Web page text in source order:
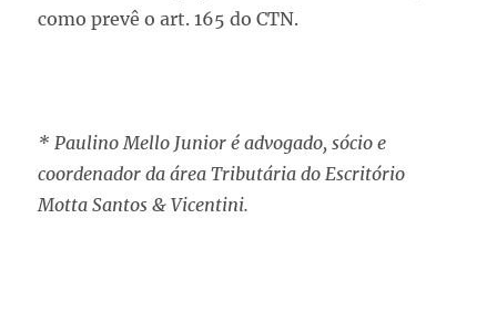
como prevê o art. 165 do CTN.
* Paulino Mello Junior é advogado, sócio e
coordenador da área Tributária do Escritório
Motta Santos & Vicentini.